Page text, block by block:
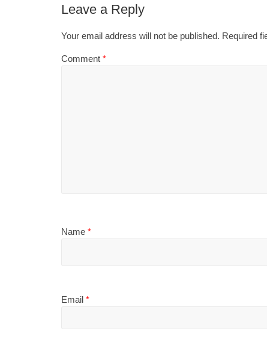
Leave a Reply
Your email address will not be published. Required
Comment *
Name *
Email *